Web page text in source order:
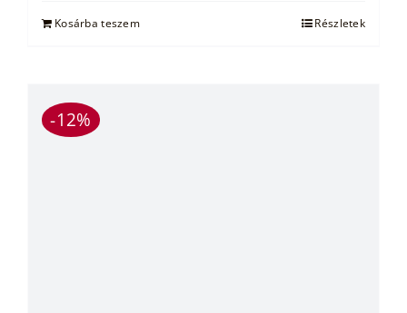
24.900 Ft.
Kosárba teszem Részletek
-12%